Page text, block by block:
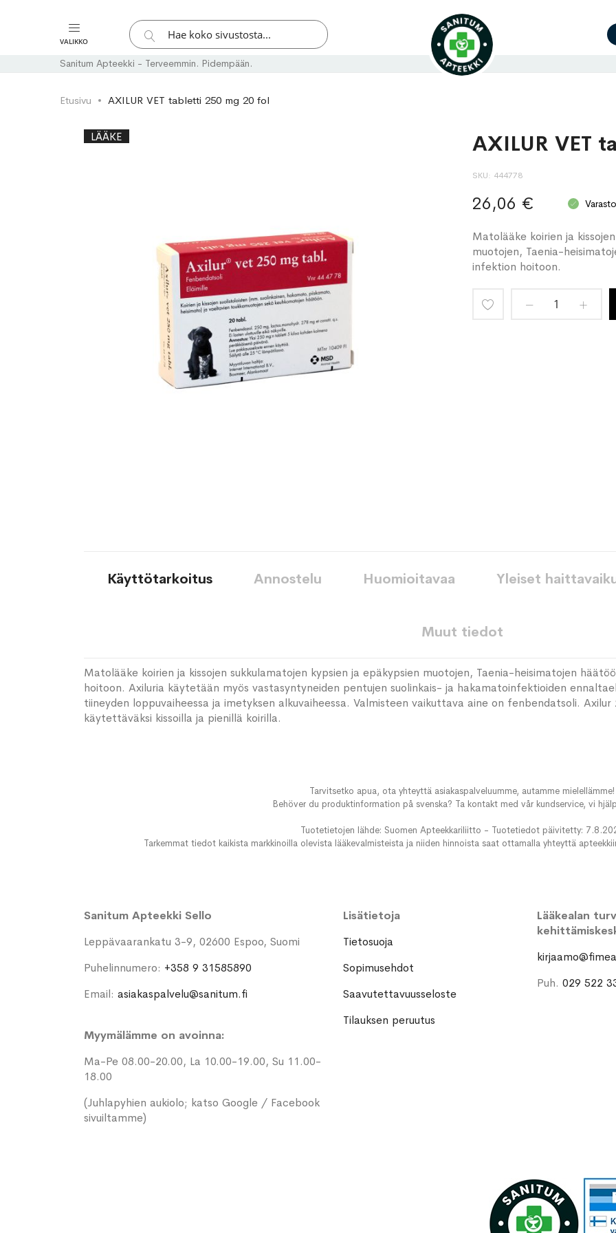
VALIKKO
Hae
Hae
Sanitum Apteekki - Terveemmin. Pidempään.
Etusivu AXILUR VET tabletti 250 mg 20 fol
Skip
Skip
LÄÄKE AXILUR VET
SKU 444778
26,06 €
Matolääke koirien ja
muotojen, Taenia-
infektion hoitoon.
Käyttötarkoitus
Matolääke koirien ja kissojen sukkulamatojen kypsien ja epäkypsien muotojen, Taenia-heisimatojen
hoitoon. Axiluria käytetään myös vastasyntyneiden pentujen suolinkais- ja hakamatoinfektioiden
tiineyden loppuvaiheessa ja imetyksen alkuvaiheessa. Valmisteen vaikuttava aine on fenbendatsoli.
käytettäväksi kissoilla ja pienillä koirilla.
Annostelu Huomioitavaa Yleiset
Muut tiedot
Tarvitsetko apua, ota yhteyttä asiakaspalveluumme, autamme mielellämme!
Behöver du produktinformation på svenska? Ta kontakt med vår kundservice, vi
Tuotetietojen lähde: Suomen Apteekkariliitto - Tuotetiedot päivitetty:
Tarkemmat tiedot kaikista markkinoilla olevista lääkevalmisteista ja niiden hinnoista saat ottamalla yhteyttä
Sanitum Apteekki Sello
Leppävaarankatu 3-9, 02600 Espoo, Suomi
Puhelinnumero: +358 9 31585890
Email: asiakaspalvelu@sanitum.fi
Myymälämme on avoinna:
Ma-Pe 08.00-20.00, La 10.00-19.00, Su 11.00-
18.00
(Juhlapyhien aukiolo; katso Google / Facebook
sivuiltamme)
Lisätietoja
Tietosuoja
Sopimusehdot
Saavutettavuusseloste
Tilauksen peruutus
Lääkealan
Puh.029 522